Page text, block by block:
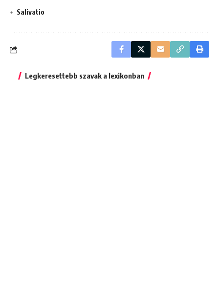
Salivatio
Legkeresettebb szavak a lexikonban